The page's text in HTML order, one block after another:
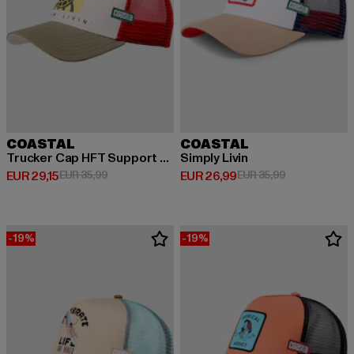
COASTAL
Trucker Cap HFT Support Slow
EUR 29,15
Derzeitiger Preis: EUR 29,15
EUR 35,99Aktionspreis: EUR 35,99
COASTAL
Simply Livin
EUR 26,99
Derzeitiger Preis: EUR 26,99
EUR 35,99Aktionspreis:
-19% -19%